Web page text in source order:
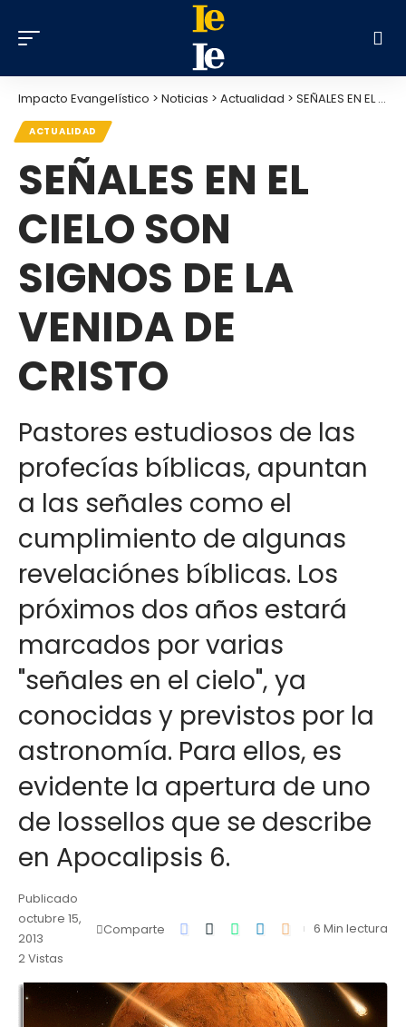
Impacto Evangelístico > Noticias > Actualidad > SEÑALES EN EL CIELO SON SIGNOS DE LA VENIDA DE CRISTO
ACTUALIDAD
SEÑALES EN EL
CIELO SON
SIGNOS DE LA
VENIDA DE
CRISTO
Pastores estudiosos de las
profecías bíblicas, apuntan
a las señales como el
cumplimiento de algunas
revelaciónes bíblicas. Los
próximos dos años estará
marcados por varias
"señales en el cielo", ya
conocidas y previstos por la
astronomía. Para ellos, es
evidente la apertura de uno
de lossellos que se describe
en Apocalipsis 6.
Publicado
octubre 15,
2013
2 Vistas
Comparte 6 Min lectura